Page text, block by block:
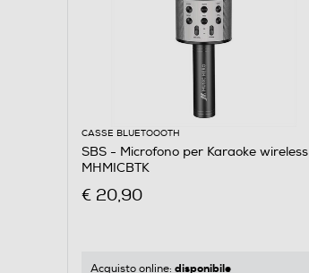
CASSE BLUETOOOTH
SBS - Microfono per Karaoke wireless
MHMICBTK
€ 20,90
Acquisto online: disponibile